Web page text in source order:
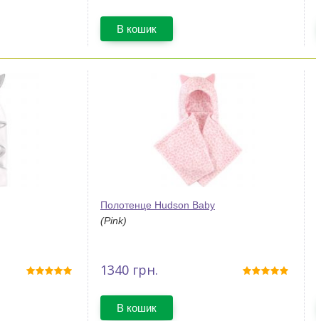
В кошик
Полотенце Hudson Baby
(Pink)
1340 грн.
В кошик